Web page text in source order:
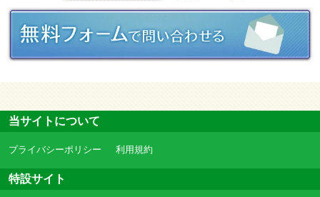
当サイトについて
プライバシーポリシー 利用規約
特設サイト